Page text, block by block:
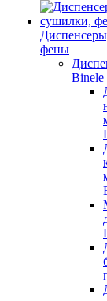
фены
Binele